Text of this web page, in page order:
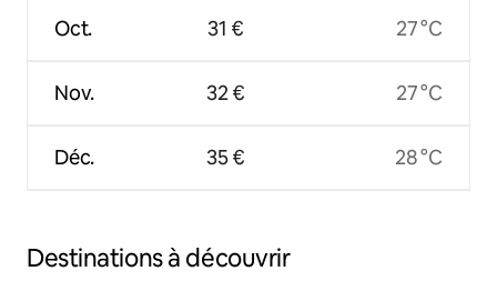
Oct.
Nov.
Déc.
31 €
32 €
35 €
27 °C
27 °C
28 °C
Destinations à découvrir